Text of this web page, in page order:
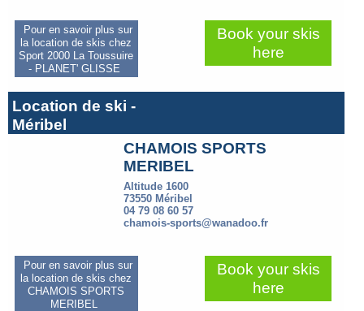
Pour en savoir plus sur
la location de skis chez
Sport 2000 La Toussuire
- PLANET' GLISSE
Book your skis
here
Location de ski -
Méribel
CHAMOIS SPORTS
MERIBEL
Altitude 1600
73550 Méribel
04 79 08 60 57
chamois-sports@wanadoo.fr
Pour en savoir plus sur
la location de skis chez
CHAMOIS SPORTS
MERIBEL
Book your skis
here